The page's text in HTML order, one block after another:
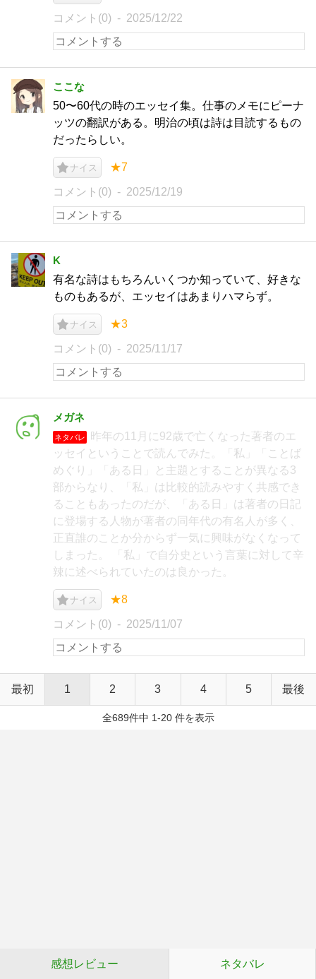
コメント(0) 2025/12/22
ここな
50〜60代の時のエッセイ集。仕事のメモにピーナ
ッツの翻訳がある。明治の頃は詩は目読するもの
だったらしい。
ナイス ★7
コメント(0) 2025/12/19
K
有名な詩はもちろんいくつか知っていて、好きな
ものもあるが、エッセイはあまりハマらず。
ナイス ★3
コメント(0) 2025/11/17
メガネ
ネタバレ
昨年の11月に92歳で亡くなった著者のエ
ッセイということで読んでみた。「私」「ことば
めぐり」「ある日」と主題とすることが異なる3
部からなり、「私」は比較的読みやすく共感でき
ることもあったのだが、「ある日」は著者の日記
に登場する人物が著者の同年代の有名人が多く、
正直誰のことか分からず一気に興味がなくなって
しまった。 「私」で自分史という言葉に対して辛
辣に述べられていたのは良かった。
ナイス ★8
コメント(0) 2025/11/07
最初 1 2 3 4 5 最後
全689件中 1-20 件を表示
感想レビュー ネタバレ